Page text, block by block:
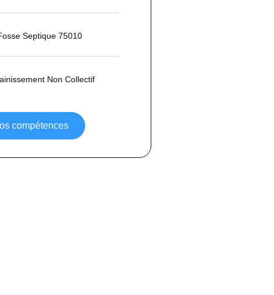
Septique 75010
Non Collectif
compétences